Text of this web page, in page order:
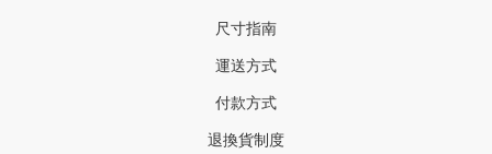
尺寸指南
運送方式
付款方式
退換貨制度